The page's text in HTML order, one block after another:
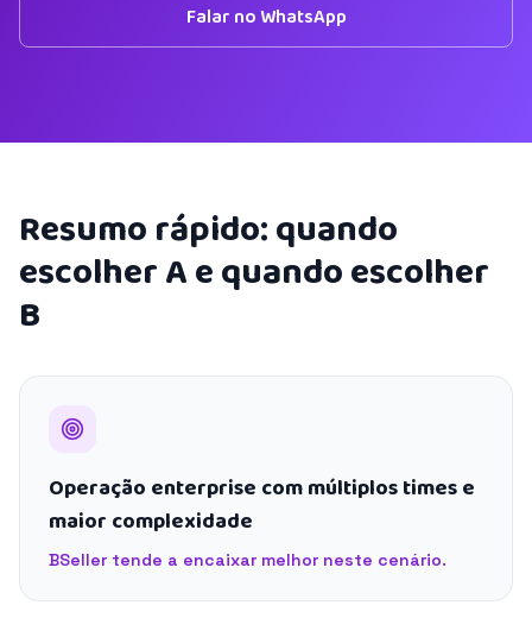
Falar no WhatsApp
Resumo rápido: quando
escolher A e quando escolher
B
Operação enterprise com múltiplos times e
maior complexidade
BSeller tende a encaixar melhor neste cenário.